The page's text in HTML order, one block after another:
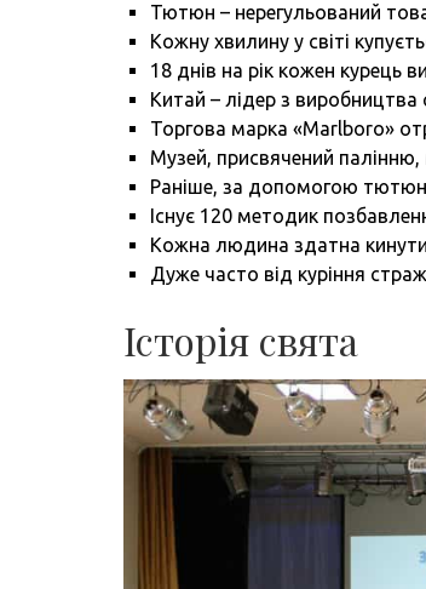
Тютюн – нерегульований
Кожну хвилину у світі
18 днів на рік кожен курець
Китай – лідер з виробництва
Торгова марка «Marlboro»
Музей, присвячений
Раніше, за допомогою тютюну
Існує 120 методик
Кожна людина здатна
Дуже часто від куріння
Історія свята